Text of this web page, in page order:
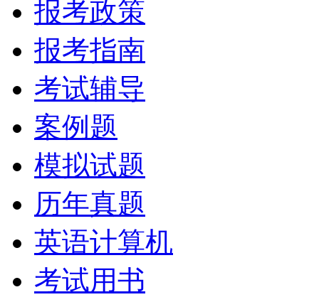
报考政策
报考指南
考试辅导
案例题
模拟试题
历年真题
英语计算机
考试用书